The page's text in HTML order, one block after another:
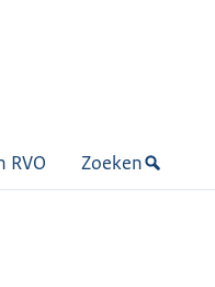
RVO Zoeken